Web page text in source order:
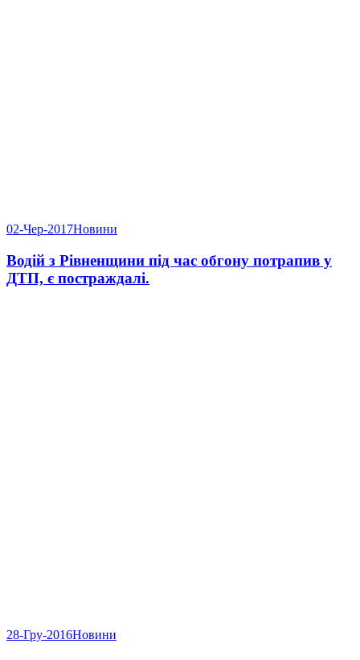
02-Чер-2017Новини
Водій з Рівненщини під час обгону потрапив у
ДТП, є постраждалі.
28-Гру-2016Новини